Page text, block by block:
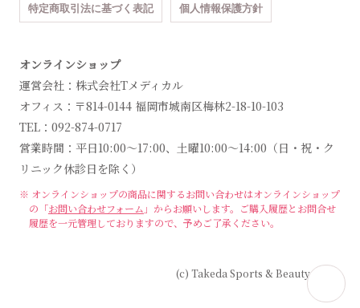
特定商取引法に基づく表記 個人情報保護方針
オンラインショップ
運営会社：株式会社Tメディカル
オフィス：〒814-0144 福岡市城南区梅林2-18-10-103
TEL：092-874-0717
営業時間：平日10:00～17:00、土曜10:00～14:00（日・祝・ク
リニック休診日を除く）
※ オンラインショップの商品に関するお問い合わせはオンラインショップ
の「お問い合わせフォーム 」からお願いします。 ご購入履歴とお問合せ
履歴を一元管理しておりますので、予めご了承ください。
(c) Takeda Sports & Beauty Clinic